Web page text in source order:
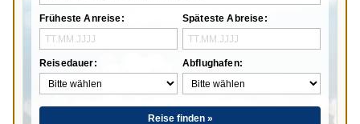
Früheste Anreise:
Reisedauer:
Späteste Abreise:
Abflughafen:
Reise finden »